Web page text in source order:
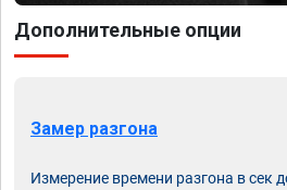
Дополнительные опции
Замер разгона
Измерение времени разгона в сек